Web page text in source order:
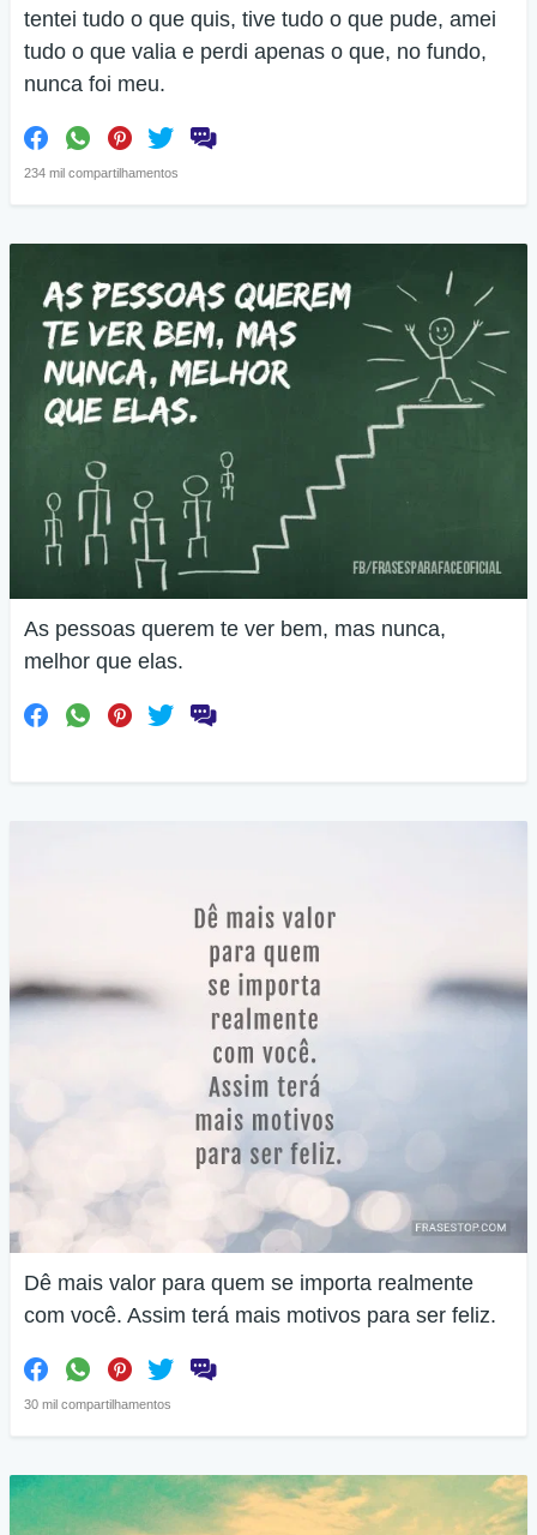
tentei tudo o que quis, tive tudo o que pude, amei
tudo o que valia e perdi apenas o que, no fundo,
nunca foi meu.
234 mil compartilhamentos
As pessoas querem te ver bem, mas nunca,
melhor que elas.
Dê mais valor para quem se importa realmente
com você. Assim terá mais motivos para ser feliz.
30 mil compartilhamentos